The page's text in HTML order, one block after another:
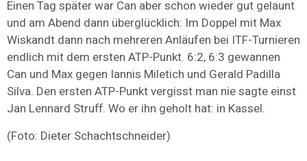
Einen Tag später war Can aber schon wieder gut gelaunt
und am Abend dann überglücklich: Im Doppel mit Max
Wiskandt dann nach mehreren Anläufen bei ITF-Turnieren
endlich mit dem ersten ATP-Punkt. 6:2, 6:3 gewannen
Can und Max gegen Iannis Miletich und Gerald Padilla
Silva. Den ersten ATP-Punkt vergisst man nie sagte einst
Jan Lennard Struff. Wo er ihn geholt hat: in Kassel.
(Foto: Dieter Schachtschneider)